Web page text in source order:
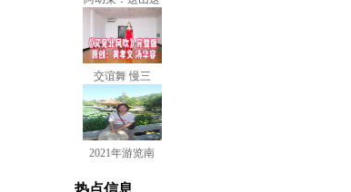
交谊舞 慢三
2021年游览南
热点信息